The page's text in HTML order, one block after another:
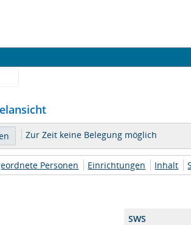
Zur Zeit keine Belegung möglich
Personen Einrichtungen Inhalt
SWS